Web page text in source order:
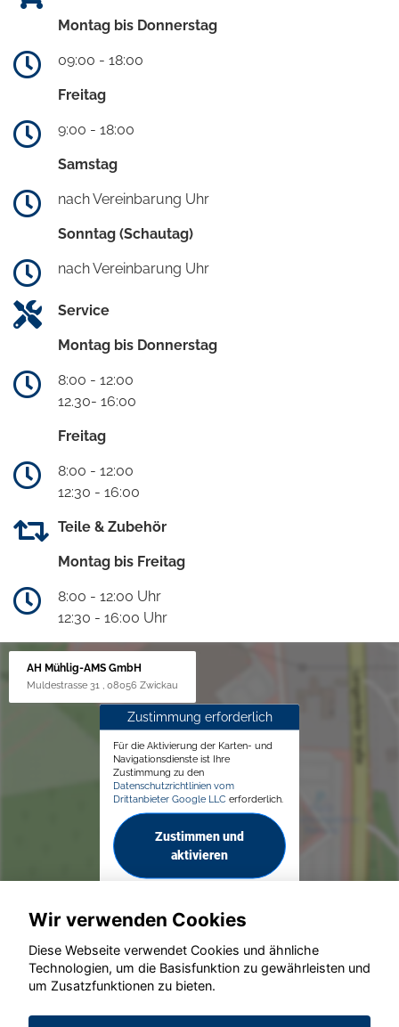
Montag bis Donnerstag
09:00 - 18:00
Freitag
9:00 - 18:00
Samstag
nach Vereinbarung Uhr
Sonntag (Schautag)
nach Vereinbarung Uhr
Service
Montag bis Donnerstag
8:00 - 12:00
12.30- 16:00
Freitag
8:00 - 12:00
12:30 - 16:00
Teile & Zubehör
Montag bis Freitag
8:00 - 12:00 Uhr
12:30 - 16:00 Uhr
AH Mühlig-AMS GmbH
Muldestrasse 31 , 08056 Zwickau
Zustimmung erforderlich
Für die Aktivierung der Karten- und
Navigationsdienste ist Ihre
Zustimmung zu den
Datenschutzrichtlinien vom
Drittanbieter Google LLC erforderlich.
Zustimmen und
aktivieren
© konjunkturmotor.de GmbH 2020 - 2026
Wir verwenden Cookies
Diese Webseite verwendet Cookies und ähnliche
Technologien, um die Basisfunktion zu gewährleisten und
um Zusatzfunktionen zu bieten.